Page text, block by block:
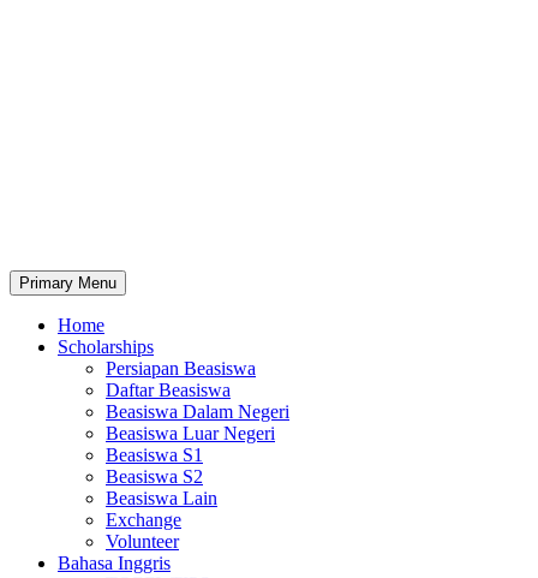
Primary Menu
Home
Scholarships
Persiapan Beasiswa
Daftar Beasiswa
Beasiswa Dalam Negeri
Beasiswa Luar Negeri
Beasiswa S1
Beasiswa S2
Beasiswa Lain
Exchange
Volunteer
Bahasa Inggris